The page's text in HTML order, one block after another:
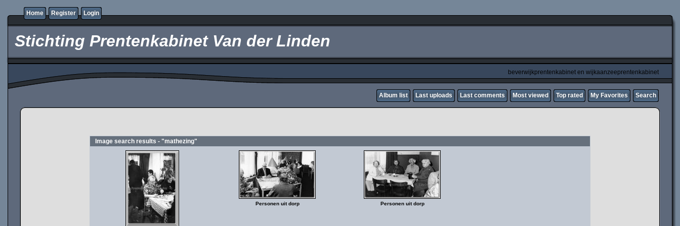
Home Register Login
Stichting Prentenkabinet Van der Linden
beverwijkprentenkabinet en wijkaanzeeprentenkabinet
Album list Last uploads Last comments Most viewed Top rated My Favorites Search
Image search results - "mathezing"
Personen uit dorp Personen uit dorp